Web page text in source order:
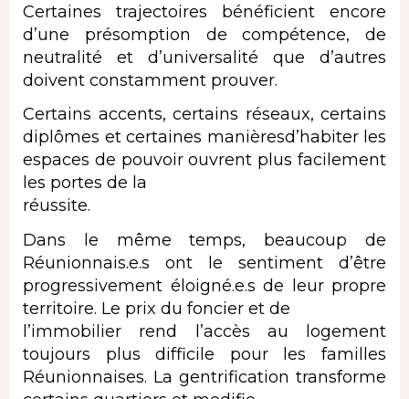
Certaines trajectoires bénéficient encore
d’une présomption de compétence, de
neutralité et d’universalité que d’autres
doivent constamment prouver.
Certains accents, certains réseaux, certains
diplômes et certaines manièresd’habiter les
espaces de pouvoir ouvrent plus facilement
les portes de la
réussite.
Dans le même temps, beaucoup de
Réunionnais.e.s ont le sentiment d’être
progressivement éloigné.e.s de leur propre
territoire. Le prix du foncier et de
l’immobilier rend l’accès au logement
toujours plus difficile pour les familles
Réunionnaises. La gentrification transforme